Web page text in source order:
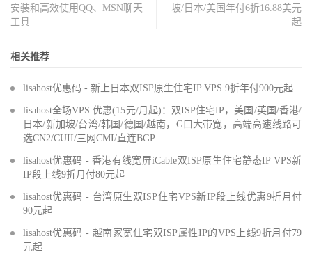
安装和高效使用QQ、MSN聊天
工具
坡/日本/美国年付6折16.88美元
起
相关推荐
lisahost优惠码 - 新上日本双ISP原生住宅IP VPS 9折年付900元起
lisahost全场VPS 优惠(15元/月起)：双ISP住宅IP，美国/英国/香港/
日本/新加坡/台湾/韩国/德国/越南，G口大带宽，高端高速线路可
选CN2/CUII/三网CMI/直连BGP
lisahost优惠码 - 香港有线宽屏iCable双ISP原生住宅静态IP VPS新
IP段上线9折月付80元起
lisahost优惠码 - 台湾原生双ISP住宅VPS新IP段上线优惠9折月付
90元起
lisahost优惠码 - 越南家宽住宅双ISP属性IP的VPS上线9折月付79
元起